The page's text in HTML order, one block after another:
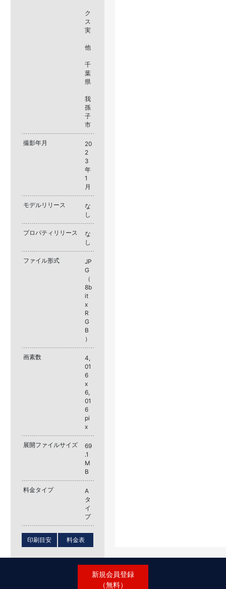
ク
ス
実
他
千
葉
県
我
孫
子
市
撮影年月
20
2
3
年
1
月
モデルリリース
な
し
プロパティリリース
な
し
ファイル形式
JP
G
（
8b
it
x
R
G
B
）
画素数
4,
01
6
x
6,
01
6
pi
x
展開ファイルサイズ
69
.1
M
B
料金タイプ
A
タ
イ
プ
印刷目安 料金表
新規会員登録
（無料）